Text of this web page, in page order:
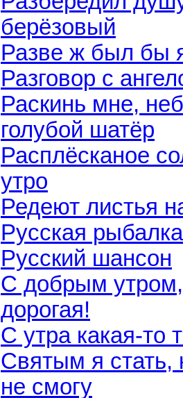
берёзовый
Разве ж был бы
Разговор с
Раскинь мне,
голубой шатёр
Расплёсканое
утро
Редеют листья
Русская рыбалка
Русский шансон
С добрым
дорогая!
С утра какая-то
Святым я стать,
не смогу